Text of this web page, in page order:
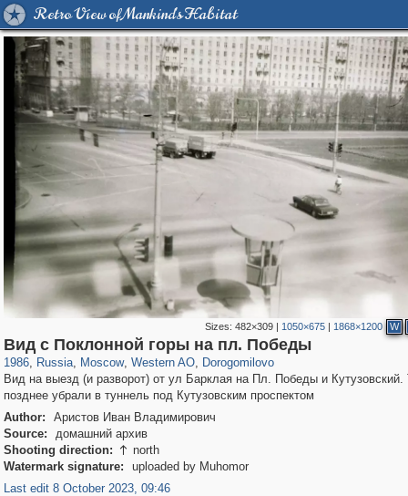
Retro View of Mankind's Habitat
Sizes:482×309 | 1050×675 | 1868×1200 W
Вид с Поклонной горы на пл. Победы
1986, Russia
1,406,257 29,243
, Moscow
319,779 8,286
, Western AO
27,129 310
, Dorogomilovo
6,082 107
Вид на выезд (и разворот) от ул Барклая на Пл. Победы и Кутузовский.
позднее убрали в туннель под Кутузовским проспектом
Author:
Аристов Иван Владимирович
Source:
домашний архив
Shooting direction:  north
Watermark signature:
uploaded by Muhomor
Last edit 8 October 2023, 09:46